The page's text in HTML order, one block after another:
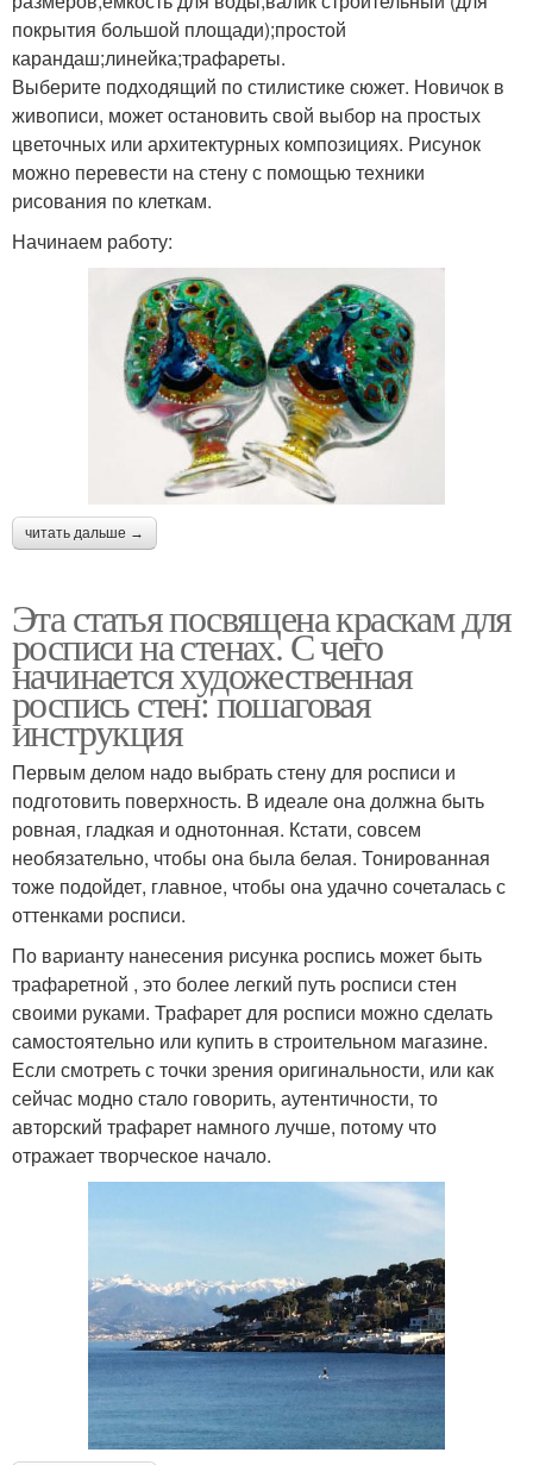
покрытия большой площади);простой
карандаш;линейка;трафареты.
Выберите подходящий по стилистике сюжет. Новичок в
живописи, может остановить свой выбор на простых
цветочных или архитектурных композициях. Рисунок
можно перевести на стену с помощью техники
рисования по клеткам.
Начинаем работу:
читать дальше →
Эта статья посвящена краскам для
росписи на стенах. С чего
начинается художественная
роспись стен: пошаговая
инструкция
Первым делом надо выбрать стену для росписи и
подготовить поверхность. В идеале она должна быть
ровная, гладкая и однотонная. Кстати, совсем
необязательно, чтобы она была белая. Тонированная
тоже подойдет, главное, чтобы она удачно сочеталась с
оттенками росписи.
По варианту нанесения рисунка роспись может быть
трафаретной , это более легкий путь росписи стен
своими руками. Трафарет для росписи можно сделать
самостоятельно или купить в строительном магазине.
Если смотреть с точки зрения оригинальности, или как
сейчас модно стало говорить, аутентичности, то
авторский трафарет намного лучше, потому что
отражает творческое начало.